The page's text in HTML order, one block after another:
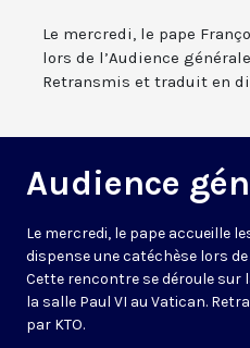
Le mercredi, le pape
lors de l’Audience
Retransmis et traduit en
Audience
Le mercredi, le pape accueille
dispense une catéchèse lors
Cette rencontre se déroule sur
la salle Paul VI au Vatican.
par KTO.